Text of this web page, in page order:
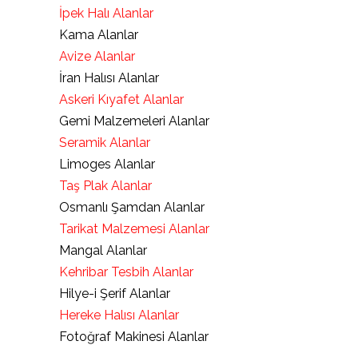
İpek Halı Alanlar
Kama Alanlar
Avize Alanlar
İran Halısı Alanlar
Askeri Kıyafet Alanlar
Gemi Malzemeleri Alanlar
Seramik Alanlar
Limoges Alanlar
Taş Plak Alanlar
Osmanlı Şamdan Alanlar
Tarikat Malzemesi Alanlar
Mangal Alanlar
Kehribar Tesbih Alanlar
Hilye-i Şerif Alanlar
Hereke Halısı Alanlar
Fotoğraf Makinesi Alanlar